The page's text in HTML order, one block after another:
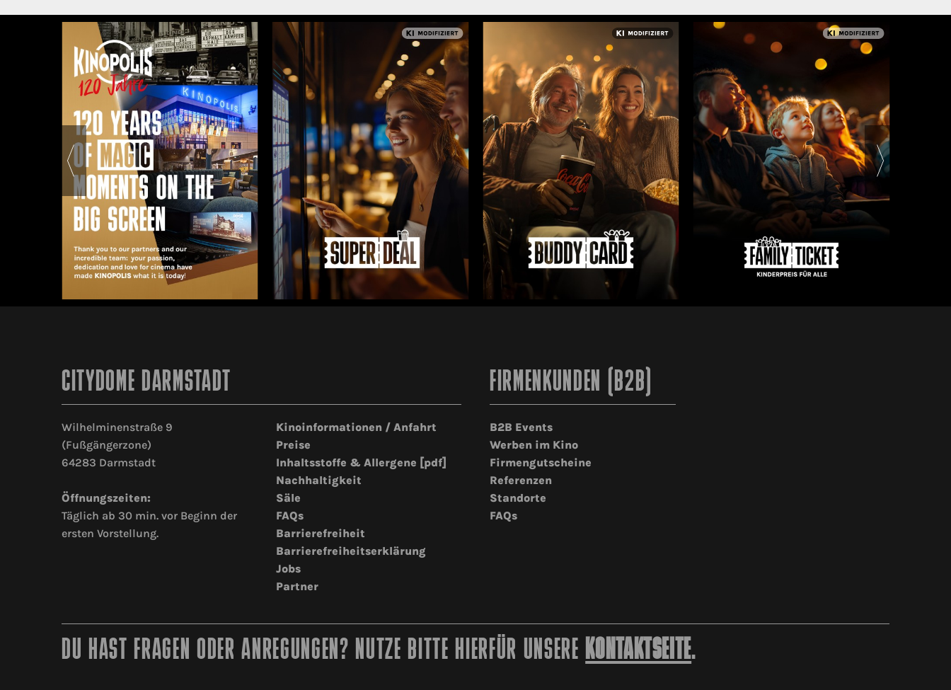
CITYDOME DARMSTADT
Wilhelminenstraße 9
(Fußgängerzone)
64283 Darmstadt
Öffnungszeiten:
Täglich ab 30 min. vor Beginn der
ersten Vorstellung.
Kinoinformationen / Anfahrt
Preise
Inhaltsstoffe & Allergene [pdf]
Nachhaltigkeit
Säle
FAQs
Barrierefreiheit
Barrierefreiheitserklärung
Jobs
Partner
FIRMENKUNDEN (B2B)
B2B Events
Werben im Kino
Firmengutscheine
Referenzen
Standorte
FAQs
DU HAST FRAGEN ODER ANREGUNGEN? NUTZE BITTE HIERFÜR UNSERE KONTAKTSEITE.